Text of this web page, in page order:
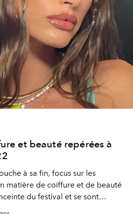
et beauté repérées à
à sa fin, focus sur les
matière de coiffure et de beauté
du festival et se sont
Instagram.